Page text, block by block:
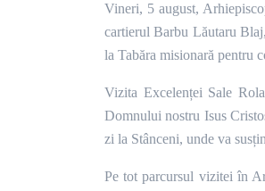
Vineri, 5 august,
cartierul Barbu Lăutaru
la Tabăra misionară pentru
Vizita Excelenței Sale
Domnului nostru Isus
zi la Stânceni, unde va
Pe tot parcursul vizitei în